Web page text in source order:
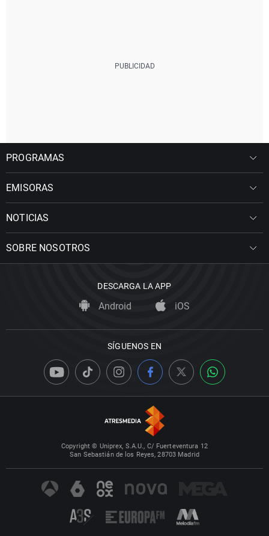
PROGRAMAS
EMISORAS
NOTICIAS
SOBRE NOSOTROS
DESCARGA LA APP
Android iOS
SÍGUENOS EN
Copyright © Uniprex, S.A.U., C/ Fuerteventura 12
San Sebastián de los Reyes, 28703 Madrid